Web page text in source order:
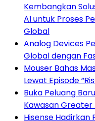
Kembangkan
AI untuk Proses
Global
Analog Devices
Global dengan
Mouser Bahas
Lewat Episode
Buka Peluang
Kawasan Greater
Hisense Hadirkan